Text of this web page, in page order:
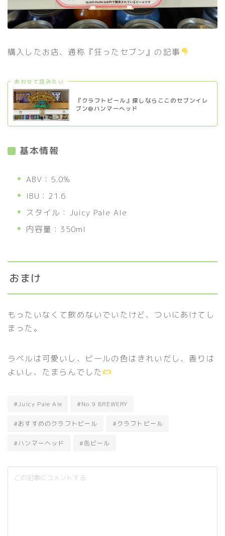
購入したお店、通称『狂ったセブン』の記事
あわせて読みたい
『クラフトビール』探しならここのセブンイレ
ブン@ハンマーヘッド
基本情報
ABV：5.0%
IBU：21.6
スタイル：Juicy Pale Ale
内容量：350ml
おまけ
もったいなくて飲めないでいたけど、ついにあけてし
まった。
ラベルは可愛いし、ビールの色はきれいだし、香りは
よいし、たまらんでした
#Juicy Pale Ale #No.9 BREWERY
#おすすめのクラフトビール #クラフトビール
#ハンマーヘッド #缶ビール